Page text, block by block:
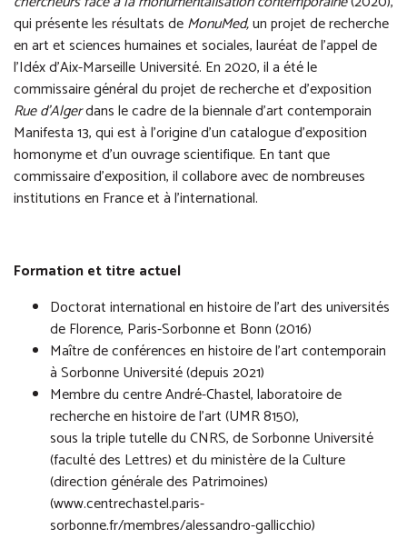
qui présente les résultats deMonuMed,un projet de recherche
en art et sciences humaines et sociales, lauréat de l’appel de
l’Idéx d’Aix-Marseille Université. En 2020, il a été le
commissaire général du projet de recherche et d’exposition
Rue d’Algerdans le cadre de la biennale d’art contemporain
Manifesta 13, qui est à l’origine d’un catalogue d’exposition
homonyme et d’un ouvrage scientifique. En tant que
commissaire d’exposition, il collabore avec de nombreuses
institutions en France et à l’international.
Formation et titre actuel
Doctorat international en histoire de l’art des universités
de Florence, Paris-Sorbonne et Bonn (2016)
Maître de conférences en histoire de l’art contemporain
à Sorbonne Université (depuis 2021)
Membre du centre André-Chastel, laboratoire de
recherche en histoire de l’art (UMR 8150),
sous la triple tutelle du CNRS, de Sorbonne Université
(faculté des Lettres) et du ministère de la Culture
(direction générale des Patrimoines)
(www.centrechastel.paris-
sorbonne.fr/membres/alessandro-gallicchio)